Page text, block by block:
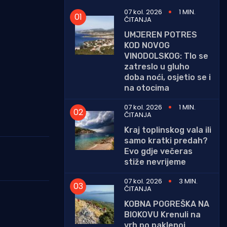
07 kol. 2026 1 MIN.
ČITANJA
UMJEREN POTRES
KOD NOVOG
VINODOLSKOG: Tlo se
zatreslo u gluho
doba noći, osjetio se i
na otocima
07 kol. 2026
1 MIN.
ČITANJA
Kraj toplinskog vala ili
samo kratki predah?
Evo gdje večeras
stiže nevrijeme
07 kol. 2026
3 MIN.
ČITANJA
KOBNA POGREŠKA NA
BIOKOVU Krenuli na
vrh po paklenoj